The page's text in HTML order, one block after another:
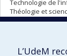
Technologie de
Théologie et
L’UdeM